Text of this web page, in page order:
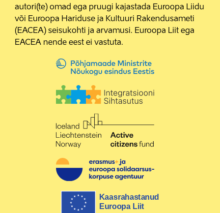
autori(te) omad ega pruugi kajastada Euroopa Liidu
või Euroopa Hariduse ja Kultuuri Rakendusameti
(EACEA) seisukohti ja arvamusi. Euroopa Liit ega
EACEA nende eest ei vastuta.